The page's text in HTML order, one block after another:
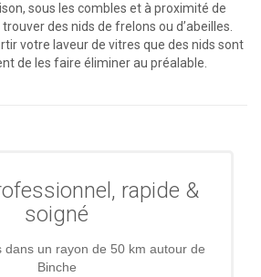
sous les combles et à proximité de
des nids de frelons ou d’abeilles.
votre laveur de vitres que des nids sont
de les faire éliminer au préalable.
rapide &
soigné
dans un rayon de 50 km autour de
Binche